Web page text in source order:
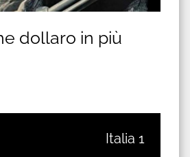
dollaro in più
Italia 1